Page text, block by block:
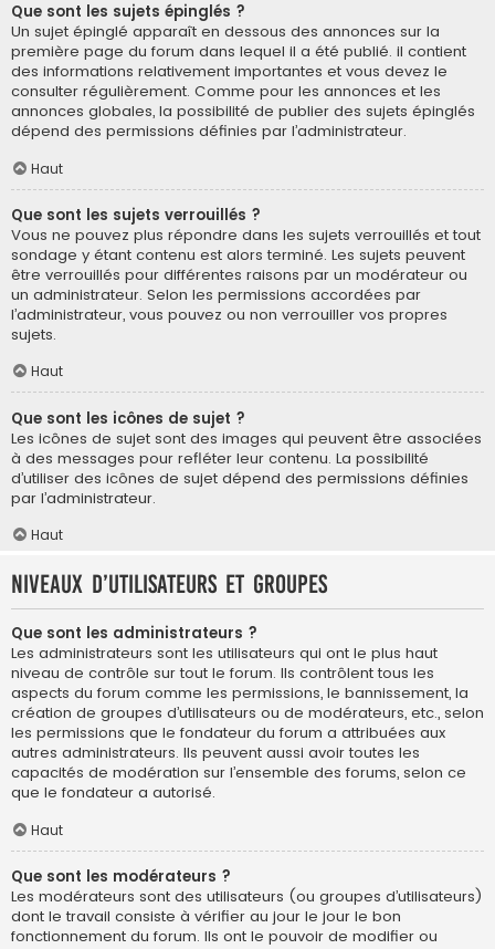
Que sont les sujets épinglés ?
Un sujet épinglé apparaît en dessous des annonces sur la
première page du forum dans lequel il a été publié. il contient
des informations relativement importantes et vous devez le
consulter régulièrement. Comme pour les annonces et les
annonces globales, la possibilité de publier des sujets épinglés
dépend des permissions définies par l’administrateur.
Haut
Que sont les sujets verrouillés ?
Vous ne pouvez plus répondre dans les sujets verrouillés et tout
sondage y étant contenu est alors terminé. Les sujets peuvent
être verrouillés pour différentes raisons par un modérateur ou
un administrateur. Selon les permissions accordées par
l’administrateur, vous pouvez ou non verrouiller vos propres
sujets.
Haut
Que sont les icônes de sujet ?
Les icônes de sujet sont des images qui peuvent être associées
à des messages pour refléter leur contenu. La possibilité
d’utiliser des icônes de sujet dépend des permissions définies
par l’administrateur.
Haut
Niveaux d’utilisateurs et groupes
Que sont les administrateurs ?
Les administrateurs sont les utilisateurs qui ont le plus haut
niveau de contrôle sur tout le forum. Ils contrôlent tous les
aspects du forum comme les permissions, le bannissement, la
création de groupes d’utilisateurs ou de modérateurs, etc., selon
les permissions que le fondateur du forum a attribuées aux
autres administrateurs. Ils peuvent aussi avoir toutes les
capacités de modération sur l’ensemble des forums, selon ce
que le fondateur a autorisé.
Haut
Que sont les modérateurs ?
Les modérateurs sont des utilisateurs (ou groupes d’utilisateurs)
dont le travail consiste à vérifier au jour le jour le bon
fonctionnement du forum. Ils ont le pouvoir de modifier ou